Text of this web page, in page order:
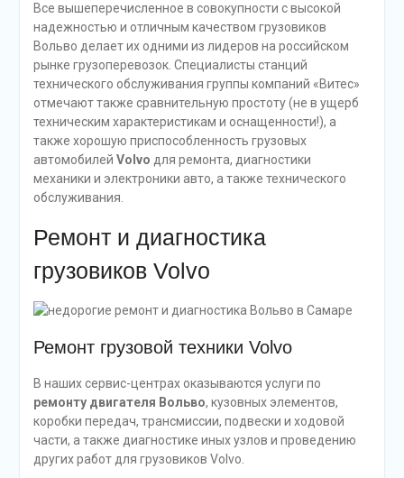
Все вышеперечисленное в совокупности с высокой
надежностью и отличным качеством грузовиков
Вольво делает их одними из лидеров на российском
рынке грузоперевозок. Специалисты станций
технического обслуживания группы компаний «Витес»
отмечают также сравнительную простоту (не в ущерб
техническим характеристикам и оснащенности!), а
также хорошую приспособленность грузовых
автомобилей Volvo для ремонта, диагностики
механики и электроники авто, а также технического
обслуживания.
Ремонт и диагностика
грузовиков Volvo
Ремонт грузовой техники Volvo
В наших сервис-центрах оказываются услуги по
ремонту двигателя Вольво, кузовных элементов,
коробки передач, трансмиссии, подвески и ходовой
части, а также диагностике иных узлов и проведению
других работ для грузовиков Volvo.